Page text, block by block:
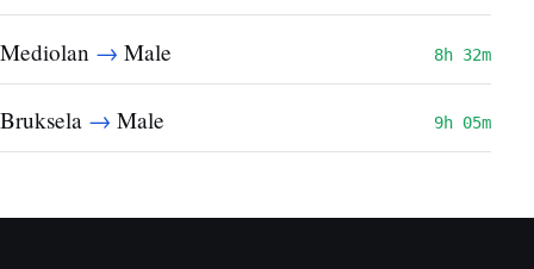
Mediolan → Male 8h 32m
Bruksela → Male 9h 05m